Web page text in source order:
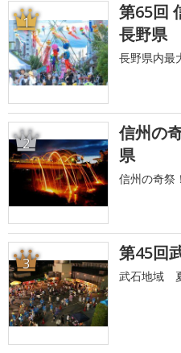
1
第65回
長野県
長野県内最
2
信州の
県
信州の奇祭
3 第45回
武石地域